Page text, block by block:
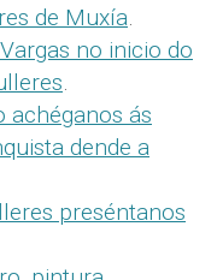
de Muxía.
no inicio do
.
achéganos ás
dende a
preséntanos